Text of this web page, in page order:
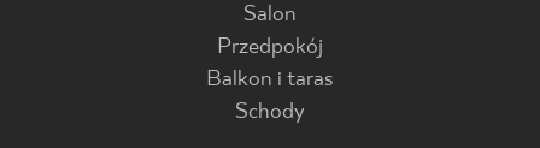
Salon
Przedpokój
Balkon i taras
Schody